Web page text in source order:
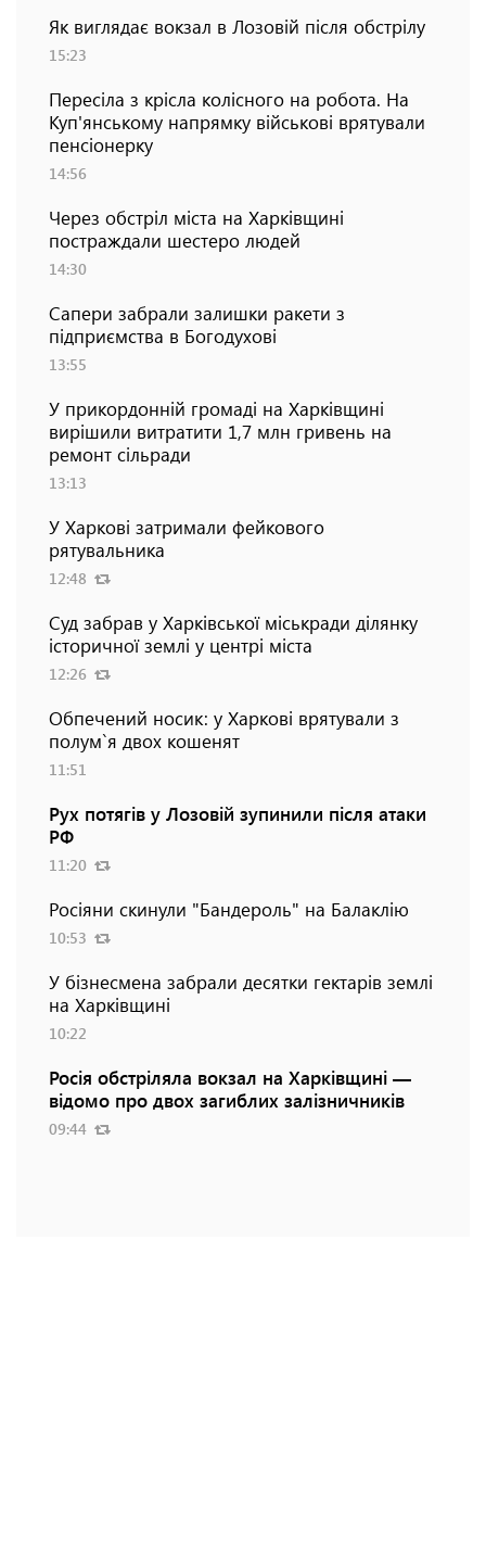
Як виглядає вокзал в Лозовій після обстрілу
15:23
Пересіла з крісла колісного на робота. На
Куп'янському напрямку військові врятували
пенсіонерку
14:56
Через обстріл міста на Харківщині
постраждали шестеро людей
14:30
Сапери забрали залишки ракети з
підприємства в Богодухові
13:55
У прикордонній громаді на Харківщині
вирішили витратити 1,7 млн гривень на
ремонт сільради
13:13
У Харкові затримали фейкового
рятувальника
12:48
Суд забрав у Харківської міськради ділянку
історичної землі у центрі міста
12:26
Обпечений носик: у Харкові врятували з
полум`я двох кошенят
11:51
Рух потягів у Лозовій зупинили після атаки
РФ
11:20
Росіяни скинули "Бандероль" на Балаклію
10:53
У бізнесмена забрали десятки гектарів землі
на Харківщині
10:22
Росія обстріляла вокзал на Харківщині —
відомо про двох загиблих залізничників
09:44